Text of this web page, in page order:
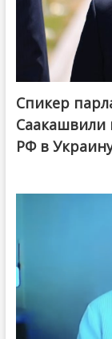
Спикер
Саакашвили
РФ в